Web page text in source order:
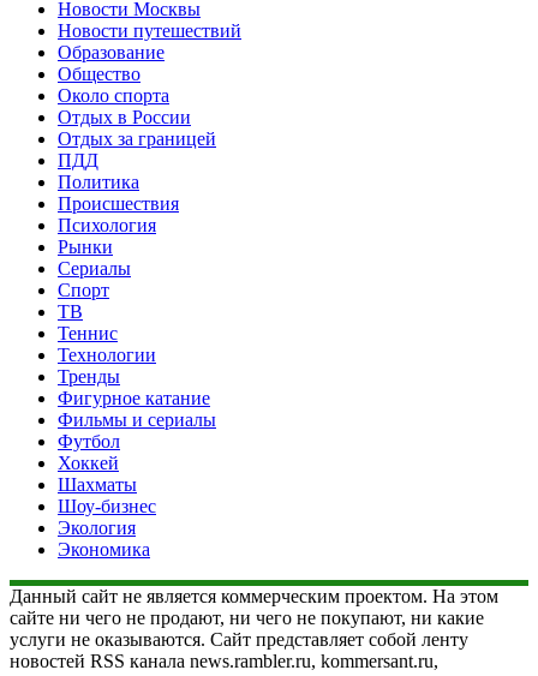
Новости Москвы
Новости путешествий
Образование
Общество
Около спорта
Отдых в России
Отдых за границей
ПДД
Политика
Происшествия
Психология
Рынки
Сериалы
Спорт
ТВ
Теннис
Технологии
Тренды
Фигурное катание
Фильмы и сериалы
Футбол
Хоккей
Шахматы
Шоу-бизнес
Экология
Экономика
Данный сайт не является коммерческим проектом. На этом
сайте ни чего не продают, ни чего не покупают, ни какие
услуги не оказываются. Сайт представляет собой ленту
новостей RSS канала news.rambler.ru, kommersant.ru,